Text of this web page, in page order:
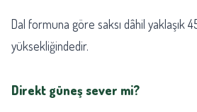
Dal formuna göre saksı dâhil yaklaşık
yüksekliğindedir.
Direkt güneş sever mi?